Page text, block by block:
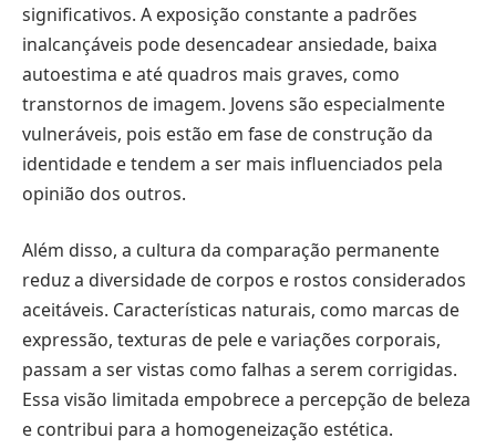
significativos. A exposição constante a padrões
inalcançáveis pode desencadear ansiedade, baixa
autoestima e até quadros mais graves, como
transtornos de imagem. Jovens são especialmente
vulneráveis, pois estão em fase de construção da
identidade e tendem a ser mais influenciados pela
opinião dos outros.
Além disso, a cultura da comparação permanente
reduz a diversidade de corpos e rostos considerados
aceitáveis. Características naturais, como marcas de
expressão, texturas de pele e variações corporais,
passam a ser vistas como falhas a serem corrigidas.
Essa visão limitada empobrece a percepção de beleza
e contribui para a homogeneização estética.